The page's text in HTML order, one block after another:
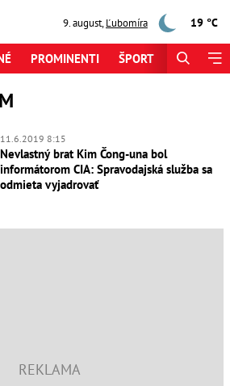
9. august,Ľubomíra 19 °C
PROMINENTI ŠPORT
11.6.2019 8:15
Nevlastný brat Kim Čong-una bol
informátorom CIA: Spravodajská služba sa
odmieta vyjadrovať